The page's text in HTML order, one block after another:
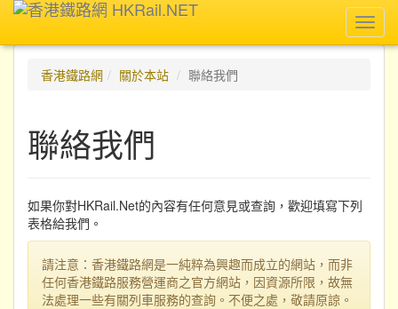
香港鐵路網
關於本站 聯絡我們
聯絡我們
如果你對HKRail.Net的內容有任何意見或查詢，歡迎填寫下列
表格給我們。
請注意：香港鐵路網是一純粹為興趣而成立的網站，而非
任何香港鐵路服務營運商之官方網站，因資源所限，故無
法處理一些有關列車服務的查詢。不便之處，敬請原諒。